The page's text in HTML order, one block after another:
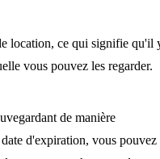
location, ce qui signifie qu'il
vous pouvez les regarder.
de manière
d'expiration, vous pouvez